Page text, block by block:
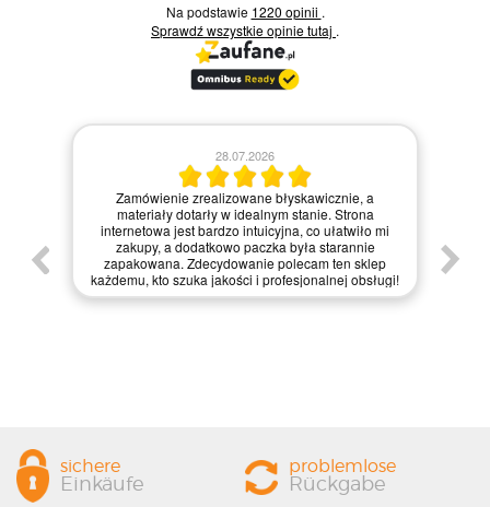
Na podstawie 1220 opinii .
Sprawdź wszystkie opinietutaj .
28.07.2026
Zamówienie zrealizowane błyskawicznie, a
materiały dotarły w idealnym stanie. Strona
internetowa jest bardzo intuicyjna, co ułatwiło mi
zakupy, a dodatkowo paczka była starannie
zapakowana. Zdecydowanie polecam ten sklep
każdemu, kto szuka jakości i profesjonalnej obsługi!
sichere
Einkäufe
problemlose
Rückgabe